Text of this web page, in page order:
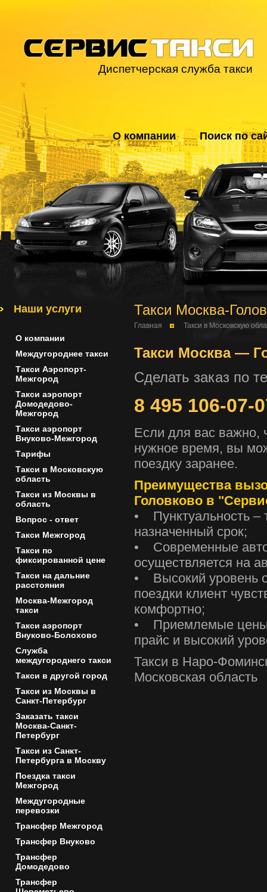
Диспетчерская служба такси
О компании Поиск по
Наши услуги
О компании
Междугороднее такси
Такси Аэропорт-
Межгород
Такси аэропорт
Домодедово-
Межгород
Такси аэропорт
Внуково-Межгород
Тарифы
Такси в Московскую
область
Такси из Москвы в
область
Вопрос - ответ
Такси Межгород
Такси по
фиксированной цене
Такси на дальние
расстояния
Москва-Межгород
такси
Такси аэропорт
Внуково-Болохово
Служба
междугороднего такси
Такси в другой город
Такси из Москвы в
Санкт-Петербург
Заказать такси
Москва-Санкт-
Петербург
Такси из Санкт-
Петербурга в Москву
Поездка такси
Межгород
Междугородные
перевозки
Трансфер Межгород
Трансфер Внуково
Трансфер
Домодедово
Трансфер
Такси Москва-
Главная Такси в Московскую
Такси Москва —
Сделать заказ по
8 495 106-07-
Если для вас важно,
нужное время, вы
поездку заранее.
Преимущества
Головково в
• Пунктуальность –
назначенный срок;
• Современные
осуществляется на
• Высокий уровень
поездки клиент
комфортно;
• Приемлемые цены
прайс и высокий
Такси в Наро-
Московская область